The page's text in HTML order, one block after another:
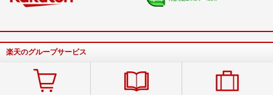
楽天のグループサービス